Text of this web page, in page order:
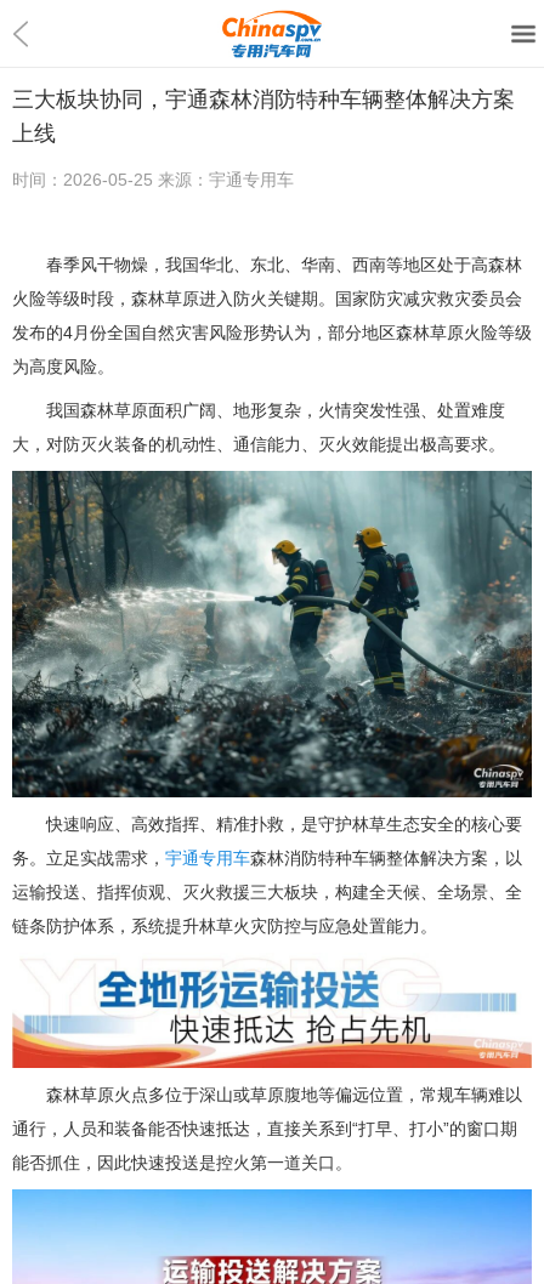
三大板块协同，宇通森林消防特种车辆整体解决方案
上线
时间： 2026-05-25 来源： 宇通专用车
春季风干物燥，我国华北、东北、华南、西南等地区处于高森林
火险等级时段，森林草原进入防火关键期。国家防灾减灾救灾委员会
发布的4月份全国自然灾害风险形势认为，部分地区森林草原火险等级
为高度风险。
我国森林草原面积广阔、地形复杂，火情突发性强、处置难度
大，对防灭火装备的机动性、通信能力、灭火效能提出极高要求。
快速响应、高效指挥、精准扑救，是守护林草生态安全的核心要
务。立足实战需求， 宇通专用车森林消防特种车辆整体解决方案，以
运输投送、指挥侦观、灭火救援三大板块，构建全天候、全场景、全
链条防护体系，系统提升林草火灾防控与应急处置能力。
森林草原火点多位于深山或草原腹地等偏远位置，常规车辆难以
通行，人员和装备能否快速抵达，直接关系到“打早、打小”的窗口期
能否抓住，因此快速投送是控火第一道关口。